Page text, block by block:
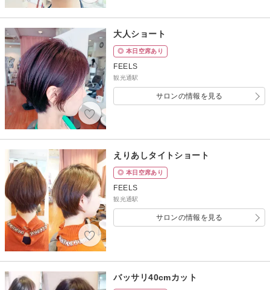
大人ショート
◎ 本日空席あり
FEELS
観光通駅
サロンの情報を見る
えりあしタイトショート
◎ 本日空席あり
FEELS
観光通駅
サロンの情報を見る
バッサリ40cmカット